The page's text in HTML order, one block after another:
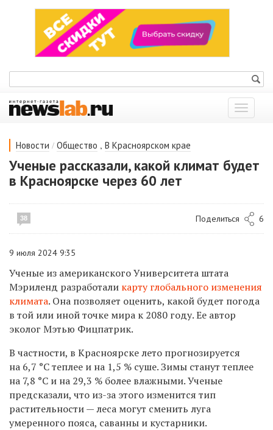
Показать
меню
Новости / Общество , В Красноярском крае
Ученые рассказали, какой климат будет
в Красноярске через 60 лет
38 Поделиться 6
9 июля 2024 9:35
Ученые из американского Университета штата
Мэриленд разработали карту глобального изменения
климата. Она позволяет оценить, какой будет погода
в той или иной точке мира к 2080 году. Ее автор
эколог Мэтью Фицпатрик.
В частности, в Красноярске лето прогнозируется
на 6,7 °С теплее и на 1,5 % суше. Зимы станут теплее
на 7,8 °С и на 29,3 % более влажными. Ученые
предсказали, что из-за этого изменится тип
растительности — леса могут сменить луга
умеренного пояса, саванны и кустарники.